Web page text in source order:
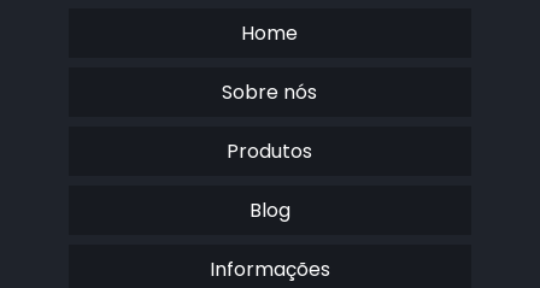
Home
Sobre nós
Produtos
Blog
Informações